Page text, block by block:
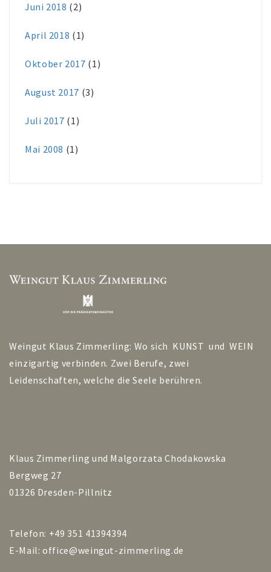
Juni 2018 (2)
April 2018 (1)
Oktober 2017 (1)
August 2017 (3)
Juli 2017 (1)
Mai 2008 (1)
Weingut Klaus Zimmerling: Wo sich KUNST und WEIN
einzigartig verbinden. Zwei Berufe, zwei
Leidenschaften, welche die Seele berühren.
Klaus Zimmerling und Malgorzata Chodakowska
Bergweg 27
01326 Dresden-Pillnitz
Telefon: +49 351 41394394
E-Mail:office@weingut-zimmerling.de